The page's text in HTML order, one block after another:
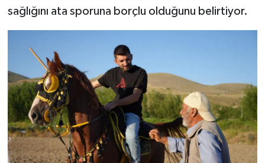
sağlığını ata sporuna borçlu olduğunu belirtiyor.